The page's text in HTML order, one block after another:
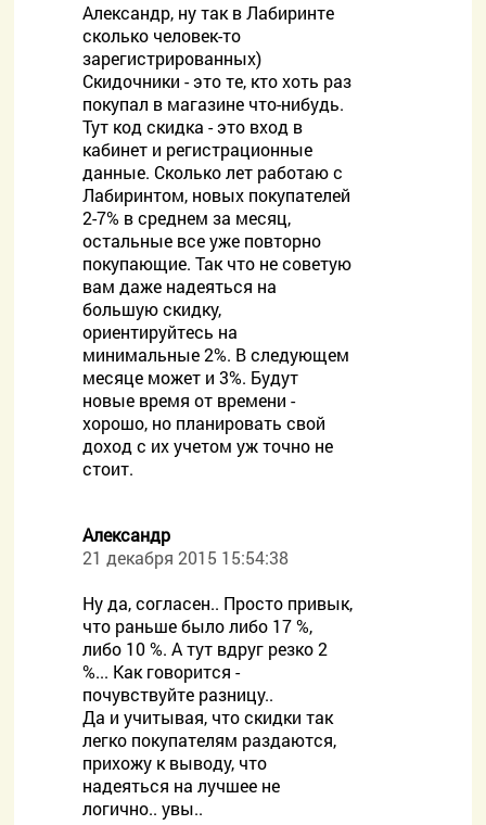
Александр, ну так в Лабиринте
сколько человек-то
зарегистрированных)
Скидочники - это те, кто хоть раз
покупал в магазине что-нибудь.
Тут код скидка - это вход в
кабинет и регистрационные
данные. Сколько лет работаю с
Лабиринтом, новых покупателей
2-7% в среднем за месяц,
остальные все уже повторно
покупающие. Так что не советую
вам даже надеяться на
большую скидку,
ориентируйтесь на
минимальные 2%. В следующем
месяце может и 3%. Будут
новые время от времени -
хорошо, но планировать свой
доход с их учетом уж точно не
стоит.
Александр
21 декабря 2015 15:54:38
Ну да, согласен.. Просто привык,
что раньше было либо 17 %,
либо 10 %. А тут вдруг резко 2
%... Как говорится -
почувствуйте разницу..
Да и учитывая, что скидки так
легко покупателям раздаются,
прихожу к выводу, что
надеяться на лучшее не
логично.. увы..